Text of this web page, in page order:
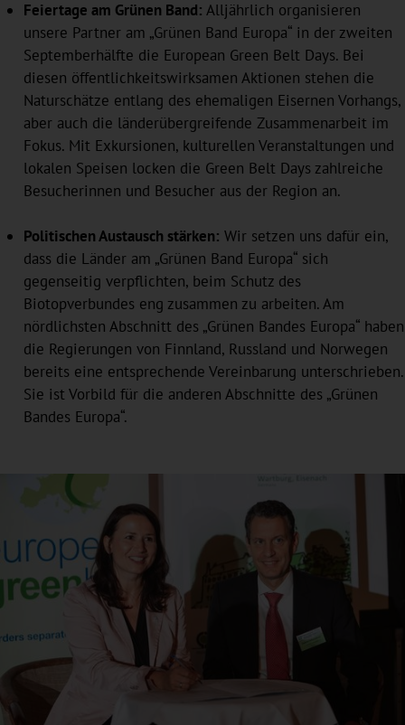
Feiertage am Grünen Band: Alljährlich organisieren
unsere Partner am „Grünen Band Europa“ in der zweiten
Septemberhälfte die European Green Belt Days. Bei
diesen öffentlichkeitswirksamen Aktionen stehen die
Naturschätze entlang des ehemaligen Eisernen Vorhangs,
aber auch die länderübergreifende Zusammenarbeit im
Fokus. Mit Exkursionen, kulturellen Veranstaltungen und
lokalen Speisen locken die Green Belt Days zahlreiche
Besucherinnen und Besucher aus der Region an.
Politischen Austausch stärken: Wir setzen uns dafür ein,
dass die Länder am „Grünen Band Europa“ sich
gegenseitig verpflichten, beim Schutz des
Biotopverbundes eng zusammen zu arbeiten. Am
nördlichsten Abschnitt des „Grünen Bandes Europa“ haben
die Regierungen von Finnland, Russland und Norwegen
bereits eine entsprechende Vereinbarung unterschrieben.
Sie ist Vorbild für die anderen Abschnitte des „Grünen
Bandes Europa“.